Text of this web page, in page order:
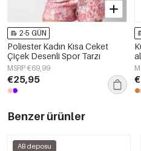
2-5 GÜN
Poliester Kadın Kısa Ceket
Çiçek Desenli Spor Tarzı
MSRP €69,99
€25,95
Benzer ürünler
AB deposu